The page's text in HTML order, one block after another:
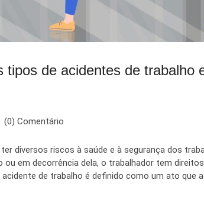
tipos de acidentes de trabalho
(0) Comentário
diversos riscos à saúde e à segurança dos
em decorrência dela, o trabalhador tem
acidente de trabalho é definido como um ato que